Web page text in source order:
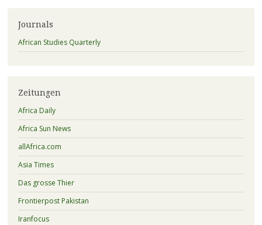
Journals
African Studies Quarterly
Zeitungen
Africa Daily
Africa Sun News
allAfrica.com
Asia Times
Das grosse Thier
Frontierpost Pakistan
Iranfocus